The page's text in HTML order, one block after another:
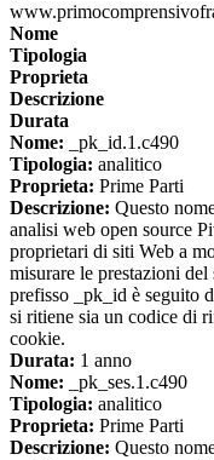
Nome
Tipologia
Proprieta
Descrizione
Durata
Nome: _pk_id.1.c490
Tipologia: analitico
Proprieta: Prime Parti
Descrizione: Questo
analisi web open source
proprietari di siti Web a
misurare le prestazioni
prefisso _pk_id è seguito
si ritiene sia un codice di
cookie.
Durata: 1 anno
Nome: _pk_ses.1.c490
Tipologia: analitico
Proprieta: Prime Parti
Descrizione: Questo